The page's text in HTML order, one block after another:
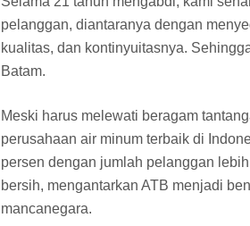
pelanggan, diantaranya dengan
kualitas, dan kontinyuitasnya.
Batam.
Meski harus melewati beragam
perusahaan air minum terbaik di
persen dengan jumlah pelanggan
bersih, mengantarkan ATB menjadi
mancanegara.